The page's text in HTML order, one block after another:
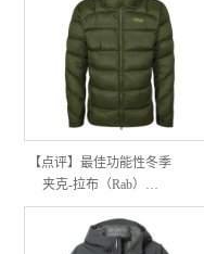
【点评】最佳功能性冬季
夹克-拉布（Rab）…